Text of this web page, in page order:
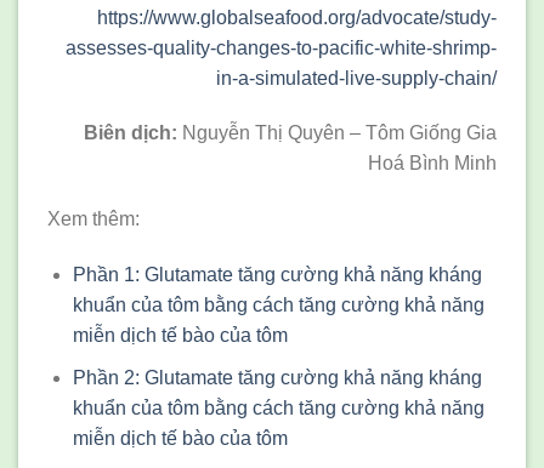
https://www.globalseafood.org/advocate/study-
assesses-quality-changes-to-pacific-white-shrimp-
in-a-simulated-live-supply-chain/
Biên dịch: Nguyễn Thị Quyên – Tôm Giống Gia
Hoá Bình Minh
Xem thêm:
Phần 1: Glutamate tăng cường khả năng kháng
khuẩn của tôm bằng cách tăng cường khả năng
miễn dịch tế bào của tôm
Phần 2: Glutamate tăng cường khả năng kháng
khuẩn của tôm bằng cách tăng cường khả năng
miễn dịch tế bào của tôm